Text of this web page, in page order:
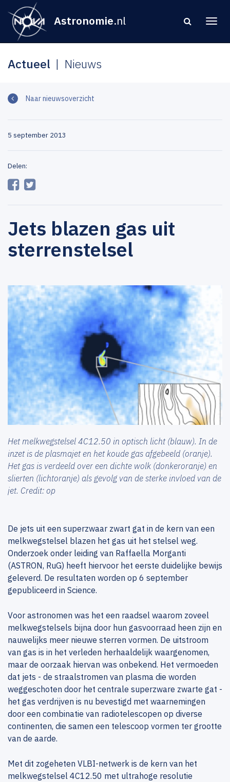
Astronomie.nl
Actueel Nieuws
Naar nieuwsoverzicht
5 september 2013
Delen:
Jets blazen gas uit
sterrenstelsel
Het melkwegstelsel 4C12.50 in optisch licht (blauw). In de
inzet is de plasmajet en het koude gas afgebeeld (oranje).
Het gas is verdeeld over een dichte wolk (donkeroranje) en
slierten (lichtoranje) als gevolg van de sterke invloed van de
jet. Credit: op
De jets uit een superzwaar zwart gat in de kern van een
melkwegstelsel blazen het gas uit het stelsel weg.
Onderzoek onder leiding van Raffaella Morganti
(ASTRON, RuG) heeft hiervoor het eerste duidelijke bewijs
geleverd. De resultaten worden op 6 september
gepubliceerd in Science.
Voor astronomen was het een raadsel waarom zoveel
melkwegstelsels bijna door hun gasvoorraad heen zijn en
nauwelijks meer nieuwe sterren vormen. De uitstroom
van gas is in het verleden herhaaldelijk waargenomen,
maar de oorzaak hiervan was onbekend. Het vermoeden
dat jets - de straalstromen van plasma die worden
weggeschoten door het centrale superzware zwarte gat -
het gas verdrijven is nu bevestigd met waarnemingen
door een combinatie van radiotelescopen op diverse
continenten, die samen een telescoop vormen ter grootte
van de aarde.
Met dit zogeheten VLBI-netwerk is de kern van het
melkwegstelsel 4C12.50 met ultrahoge resolutie